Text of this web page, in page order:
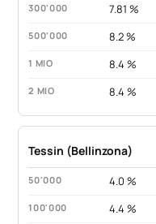
7.81 %
8.2 %
8.4 %
8.4 %
Tessin (Bellinzona)
4.0 %
4.4 %